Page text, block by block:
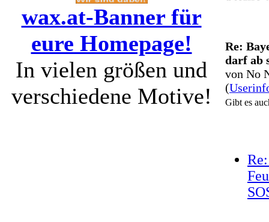
wax.at-Banner für
eure Homepage!
In vielen größen und
verschiedene Motive!
Re:
darf ab
von No
(
Gibt es